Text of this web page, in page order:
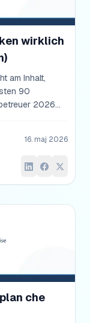
wirklich
am Inhalt,
90
2026
16. maj 2026
che